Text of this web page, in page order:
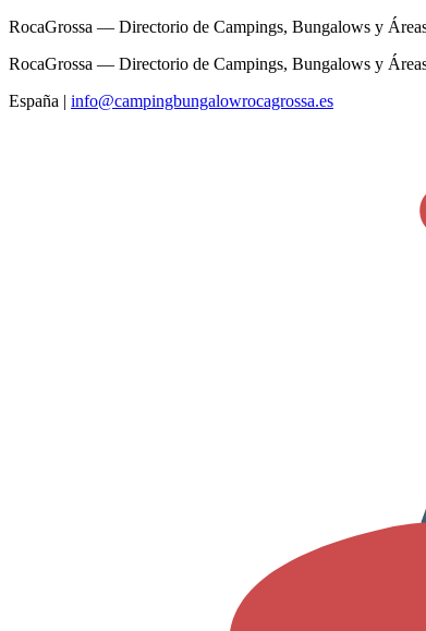
RocaGrossa — Directorio de Campings, Bungalows y
RocaGrossa — Directorio de Campings, Bungalows y
España | info@campingbungalowrocagrossa.es